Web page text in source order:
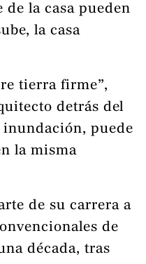
de la casa pueden
la casa
tierra firme”,
detrás del
inundación, puede
la misma
de su carrera a
de
década, tras